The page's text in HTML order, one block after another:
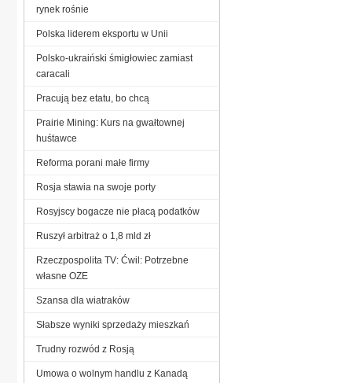
rynek rośnie
Polska liderem eksportu w Unii
Polsko-ukraiński śmigłowiec zamiast
caracali
Pracują bez etatu, bo chcą
Prairie Mining: Kurs na gwałtownej
huśtawce
Reforma porani małe firmy
Rosja stawia na swoje porty
Rosyjscy bogacze nie płacą podatków
Ruszył arbitraż o 1,8 mld zł
Rzeczpospolita TV: Ćwil: Potrzebne
własne OZE
Szansa dla wiatraków
Słabsze wyniki sprzedaży mieszkań
Trudny rozwód z Rosją
Umowa o wolnym handlu z Kanadą